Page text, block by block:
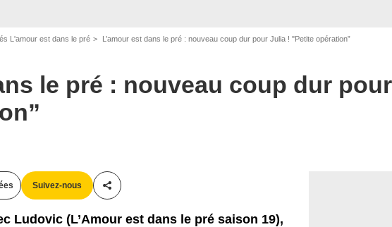
L'amour est dans le pré L’amour est dans le pré : nouveau coup dur pour Julia ! "Petite opération”
le pré : nouveau coup dur
Suivez-nous
Partager cet article
Ludovic (L’Amour est dans le pré saison 19),